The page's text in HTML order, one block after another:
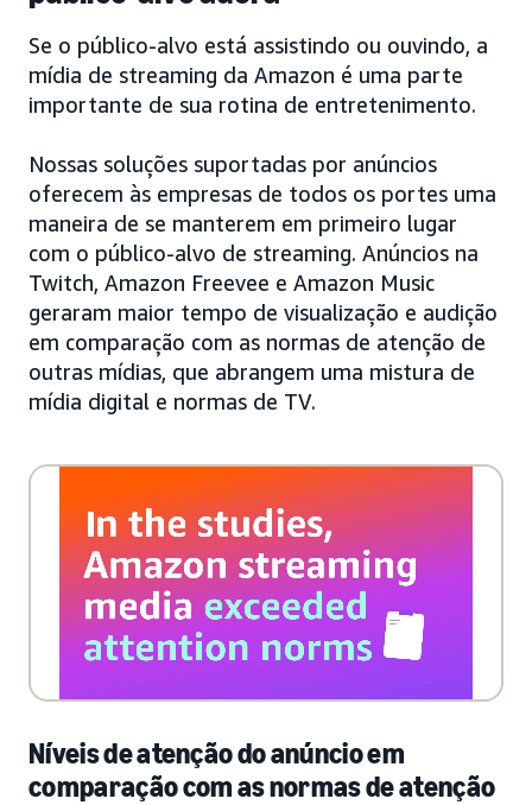
Se o público-alvo está assistindo ou ouvindo, a
mídia de streaming da Amazon é uma parte
importante de sua rotina de entretenimento.
Nossas soluções suportadas por anúncios
oferecem às empresas de todos os portes uma
maneira de se manterem em primeiro lugar
com o público-alvo de streaming. Anúncios na
Twitch, Amazon Freevee e Amazon Music
geraram maior tempo de visualização e audição
em comparação com as normas de atenção de
outras mídias, que abrangem uma mistura de
mídia digital e normas de TV.
Níveis de atenção do anúncio em
comparação com as normas de atenção